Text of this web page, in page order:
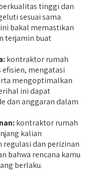
tinggi dan
sesuai sama
bakal memastikan
terjamin buat
kontraktor rumah
mengatasi
mengoptimalkan
ini dapat
dan anggaran dalam
kontraktor rumah
kalian
regulasi dan perizinan
bahwa rencana kamu
berlaku.